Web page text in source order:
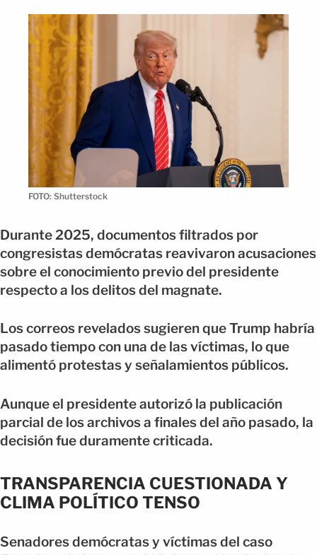
FOTO: Shutterstock
Durante 2025, documentos filtrados por
congresistas demócratas reavivaron acusaciones
sobre el conocimiento previo del presidente
respecto a los delitos del magnate.
Los correos revelados sugieren que Trump habría
pasado tiempo con una de las víctimas, lo que
alimentó protestas y señalamientos públicos.
Aunque el presidente autorizó la publicación
parcial de los archivos a finales del año pasado, la
decisión fue duramente criticada.
TRANSPARENCIA CUESTIONADA Y
CLIMA POLÍTICO TENSO
Senadores demócratas y víctimas del caso